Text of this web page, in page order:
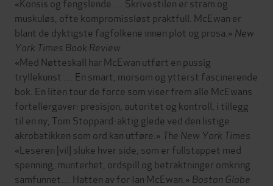
muskuløs, ofte kompromissløst praktfull. McEwan er
blant de dyktigste fagfolkene innen plot og prosa.» New
York Times Book Review
«Med Nøtteskall har McEwan utført en pussig
tryllekunst … En smart, morsom og ytterst fascinerende
bok. En liten tour de force som viser frem alle McEwans
fortellergaver: presisjon, autoritet og kontroll, i tillegg
til en ny, Tom Stoppard-aktig glede ved den listige
akrobatikken som ord kan utføre.» The New York Times
«Leseren [vil] sluke hver side, som er fullstappet med
spenning, munterhet, ordspill og betraktninger omkring
samfunnet… Hatten av for Ian McEwan.» Boston Globe